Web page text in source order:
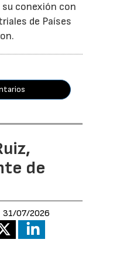
conexión con
de Países
de
31/07/2026